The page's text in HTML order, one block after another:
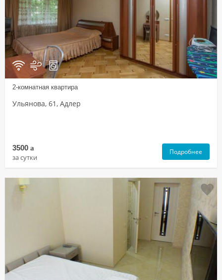
2-комнатная квартира
Ульянова, 61, Адлер
3500 a
за сутки
Подробнее